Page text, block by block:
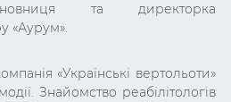
та директорка
«Аурум».
«Українські вертольоти»
Знайомство реабілітологів